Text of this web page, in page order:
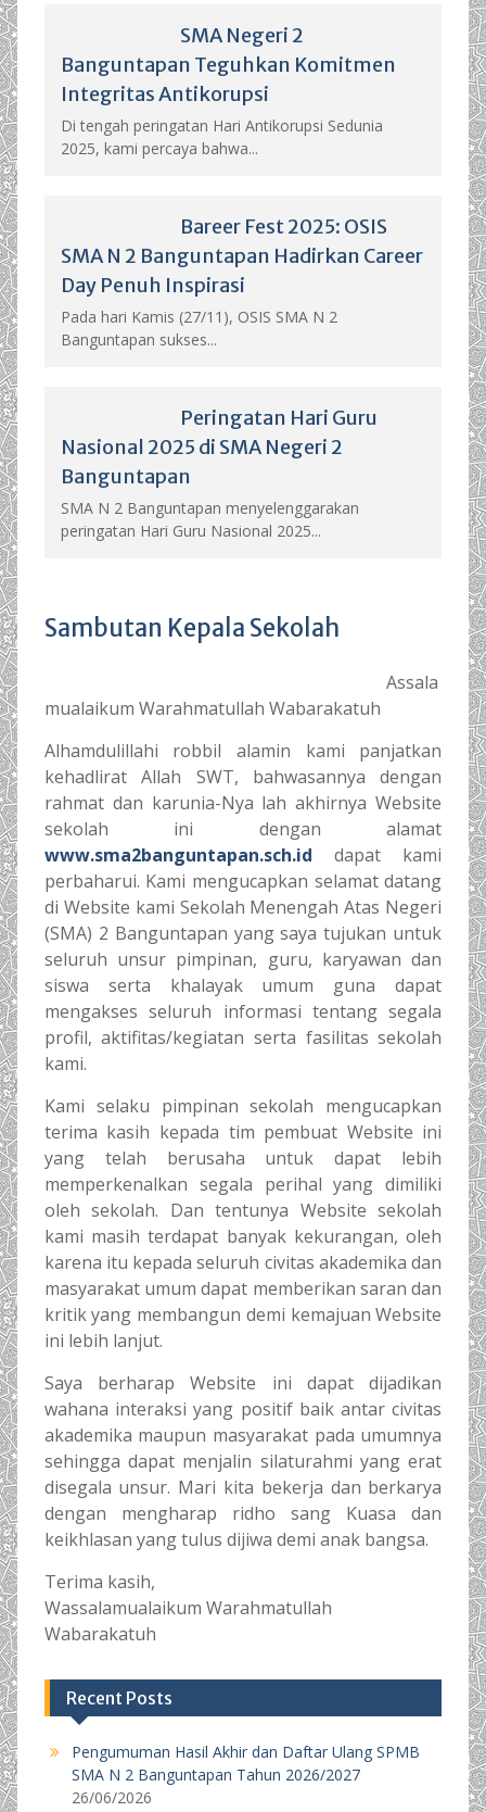
SMA Negeri 2
Banguntapan Teguhkan Komitmen
Integritas Antikorupsi
Di tengah peringatan Hari Antikorupsi Sedunia
2025, kami percaya bahwa...
Bareer Fest 2025: OSIS
SMA N 2 Banguntapan Hadirkan Career
Day Penuh Inspirasi
Pada hari Kamis (27/11), OSIS SMA N 2
Banguntapan sukses...
Peringatan Hari Guru
Nasional 2025 di SMA Negeri 2
Banguntapan
SMA N 2 Banguntapan menyelenggarakan
peringatan Hari Guru Nasional 2025...
Sambutan Kepala Sekolah
Assala
mualaikum Warahmatullah Wabarakatuh
Alhamdulillahi robbil alamin kami panjatkan
kehadlirat Allah SWT, bahwasannya dengan
rahmat dan karunia-Nya lah akhirnya Website
sekolah ini dengan alamat
www.sma2banguntapan.sch.id dapat kami
perbaharui. Kami mengucapkan selamat datang
di Website kami Sekolah Menengah Atas Negeri
(SMA) 2 Banguntapan yang saya tujukan untuk
seluruh unsur pimpinan, guru, karyawan dan
siswa serta khalayak umum guna dapat
mengakses seluruh informasi tentang segala
profil, aktifitas/kegiatan serta fasilitas sekolah
kami.
Kami selaku pimpinan sekolah mengucapkan
terima kasih kepada tim pembuat Website ini
yang telah berusaha untuk dapat lebih
memperkenalkan segala perihal yang dimiliki
oleh sekolah. Dan tentunya Website sekolah
kami masih terdapat banyak kekurangan, oleh
karena itu kepada seluruh civitas akademika dan
masyarakat umum dapat memberikan saran dan
kritik yang membangun demi kemajuan Website
ini lebih lanjut.
Saya berharap Website ini dapat dijadikan
wahana interaksi yang positif baik antar civitas
akademika maupun masyarakat pada umumnya
sehingga dapat menjalin silaturahmi yang erat
disegala unsur. Mari kita bekerja dan berkarya
dengan mengharap ridho sang Kuasa dan
keikhlasan yang tulus dijiwa demi anak bangsa.
Terima kasih,
Wassalamualaikum Warahmatullah
Wabarakatuh
Recent Posts
Pengumuman Hasil Akhir dan Daftar Ulang SPMB
SMA N 2 Banguntapan Tahun 2026/2027
26/06/2026